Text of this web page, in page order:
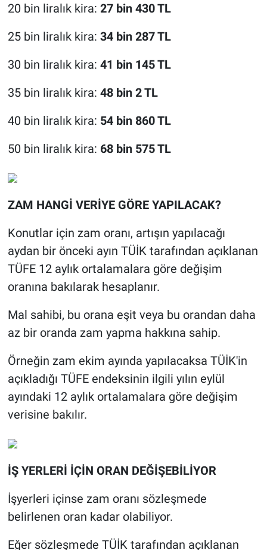
20 bin liralık kira: 27 bin 430 TL
25 bin liralık kira: 34 bin 287 TL
30 bin liralık kira: 41 bin 145 TL
35 bin liralık kira: 48 bin 2 TL
40 bin liralık kira: 54 bin 860 TL
50 bin liralık kira: 68 bin 575 TL
ZAM HANGİ VERİYE GÖRE YAPILACAK?
Konutlar için zam oranı, artışın yapılacağı
aydan bir önceki ayın TÜİK tarafından açıklanan
TÜFE 12 aylık ortalamalara göre değişim
oranına bakılarak hesaplanır.
Mal sahibi, bu orana eşit veya bu orandan daha
az bir oranda zam yapma hakkına sahip.
Örneğin zam ekim ayında yapılacaksa TÜİK'in
açıkladığı TÜFE endeksinin ilgili yılın eylül
ayındaki 12 aylık ortalamalara göre değişim
verisine bakılır.
İŞ YERLERİ İÇİN ORAN DEĞİŞEBİLİYOR
İşyerleri içinse zam oranı sözleşmede
belirlenen oran kadar olabiliyor.
Eğer sözleşmede TÜİK tarafından açıklanan